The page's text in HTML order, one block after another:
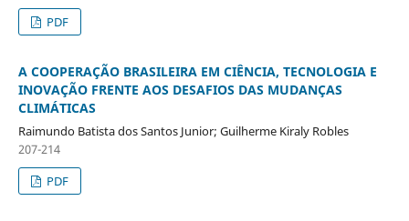
PDF
A COOPERAÇÃO BRASILEIRA EM CIÊNCIA, TECNOLOGIA E
INOVAÇÃO FRENTE AOS DESAFIOS DAS MUDANÇAS
CLIMÁTICAS
Raimundo Batista dos Santos Junior; Guilherme Kiraly Robles
207-214
PDF